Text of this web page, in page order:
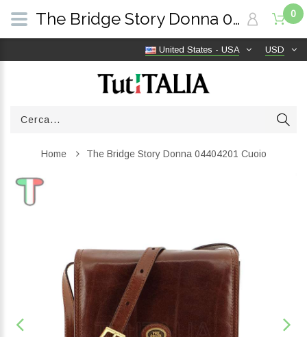
USD
United States - USA
0
Home The Bridge Story Donna 04404201 Cuoio
The Bridge Story Donna 04404201 Cuoio | TutITALIA